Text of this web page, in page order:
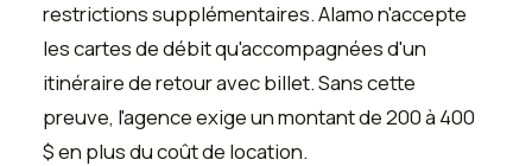
restrictions supplémentaires. Alamo n'accepte
les cartes de débit qu'accompagnées d'un
itinéraire de retour avec billet. Sans cette
preuve, l'agence exige un montant de 200 à 400
$ en plus du coût de location.